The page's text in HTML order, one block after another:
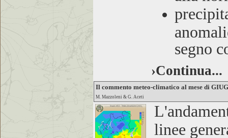
segno
›Continua...
Il commento meteo-climatico al mese di
M. Mazzoleni & G. Aceti
linee